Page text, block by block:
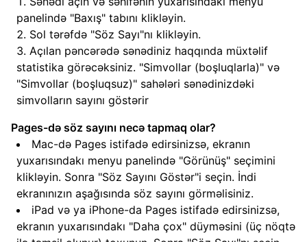
panelində "Baxış" tabını klikləyin.
Sol tərəfdə "Söz Sayı"nı klikləyin.
Açılan pəncərədə sənədiniz haqqında müxtəlif
statistika görəcəksiniz. "Simvollar (boşluqlarla)" və
"Simvollar (boşluqsuz)" sahələri sənədinizdəki
simvolların sayını göstərir
Pages-də söz sayını necə tapmaq olar?
Mac-də Pages istifadə edirsinizsə, ekranın
yuxarısındakı menyu panelində "Görünüş" seçimini
klikləyin. Sonra "Söz Sayını Göstər"i seçin. İndi
ekranınızın aşağısında söz sayını görməlisiniz.
iPad və ya iPhone-da Pages istifadə edirsinizsə,
ekranın yuxarısındakı "Daha çox" düyməsini (üç nöqtə